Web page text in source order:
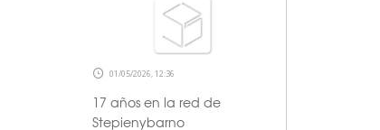
01/05/2026, 12:36
17 años en la red de
Stepienybarno